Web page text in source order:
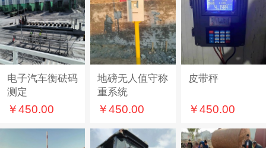
电子汽车衡砝码
测定
￥450.00
地磅无人值守称
重系统
￥450.00
皮带秤
￥450.00